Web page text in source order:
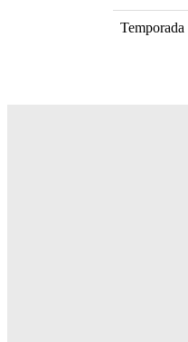
Temporada